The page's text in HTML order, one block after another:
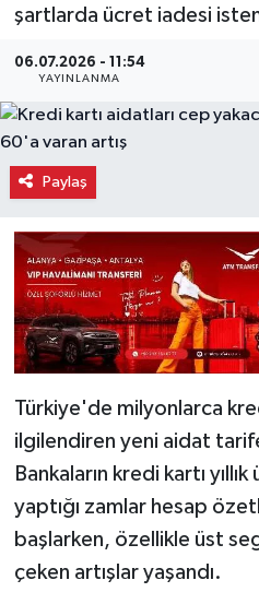
şartlarda ücret iadesi
06.07.2026 - 11:54
YAYINLANMA
Paylaş
Türkiye'de milyonlarca kredi
ilgilendiren yeni aidat
Bankaların kredi kartı
yaptığı zamlar hesap
başlarken, özellikle üst
çeken artışlar yaşandı.